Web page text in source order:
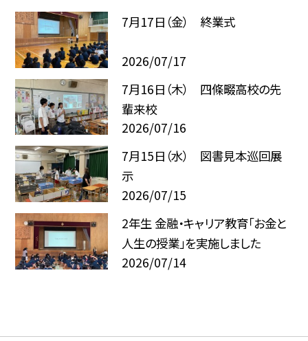
7月17日（金） 終業式
2026/07/17
7月16日（木） 四條畷高校の先
輩来校
2026/07/16
7月15日（水） 図書見本巡回展
示
2026/07/15
2年生 金融・キャリア教育「お金と
人生の授業」を実施しました
2026/07/14